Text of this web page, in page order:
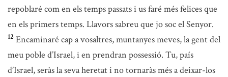
repoblaré com en els temps passats i us faré més felices que
en els primers temps. Llavors sabreu que jo soc el Senyor.
12 Encaminaré cap a vosaltres, muntanyes meves, la gent del
meu poble d’Israel, i en prendran possessió. Tu, país
d’Israel, seràs la seva heretat i no tornaràs més a deixar-los